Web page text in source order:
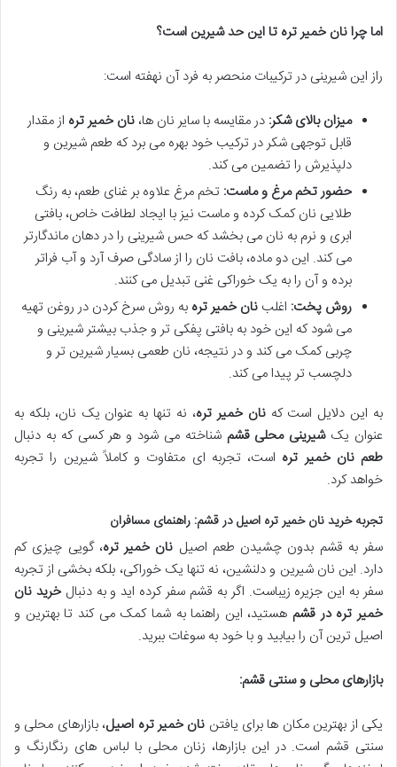
اما چرانان خمیر تره تا این حد شیرین است؟
راز این شیرینی در ترکیبات منحصر به فرد آن نهفته است:
میزان بالای شکر: در مقایسه با سایر نان ها، نان خمیر تره از مقدار
قابل توجهی شکر در ترکیب خود بهره می برد که طعم شیرین و
دلپذیرش را تضمین می کند.
حضور تخم مرغ و ماست: تخم مرغ علاوه بر غنای طعم، به رنگ
طلایی نان کمک کرده و ماست نیز با ایجاد لطافت خاص، بافتی
ابری و نرم به نان می بخشد که حس شیرینی را در دهان ماندگارتر
می کند. این دو ماده، بافت نان را از سادگی صرف آرد و آب فراتر
برده و آن را به یک خوراکی غنی تبدیل می کنند.
روش پخت: اغلب نان خمیر تره به روش سرخ کردن در روغن تهیه
می شود که این خود به بافتی پفکی تر و جذب بیشتر شیرینی و
چربی کمک می کند و در نتیجه، نان طعمی بسیار شیرین تر و
دلچسب تر پیدا می کند.
به این دلایل است کهنان خمیر تره، نه تنها به عنوان یک نان، بلکه به
عنوان یکشیرینی محلی قشم شناخته می شود و هر کسی که به دنبال
طعم نان خمیر تره است، تجربه ای متفاوت و کاملاً شیرین را تجربه
خواهد کرد.
تجربه خرید نان خمیر تره اصیل در قشم: راهنمای مسافران
سفر به قشم بدون چشیدن طعم اصیل نان خمیر تره، گویی چیزی کم
دارد. این نان شیرین و دلنشین، نه تنها یک خوراکی، بلکه بخشی از تجربه
سفر به این جزیره زیباست. اگر به قشم سفر کرده اید و به دنبالخرید نان
خمیر تره در قشم هستید، این راهنما به شما کمک می کند تا بهترین و
اصیل ترین آن را بیابید و با خود به سوغات ببرید.
بازارهای محلی و سنتی قشم:
یکی از بهترین مکان ها برای یافتن نان خمیر تره اصیل، بازارهای محلی و
سنتی قشم است. در این بازارها، زنان محلی با لباس های رنگارنگ و